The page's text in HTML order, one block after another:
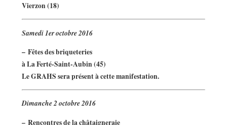
Vierzon (18)
Samedi 1er octobre 2016
– Fêtes des briqueteries
à La Ferté-Saint-Aubin (45)
Le GRAHS sera présent à cette manifestation.
Dimanche 2 octobre 2016
– Rencontres de la châtaigneraie